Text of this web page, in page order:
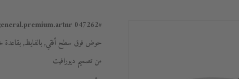
#general.premium.artnr
047262
حوض فوق سطح أفقي, بالفايظ,
من تصميم ديورافيت